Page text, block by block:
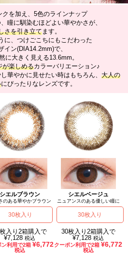
クを加え、5色のラインナップ
瞳に馴染むほどよい華やかさが、
さを引き立てます。
に、つけごこちにもこだわった
イン(DIA14.2mm)で、
に大きく見える13.6mm。
が楽しめるカラーバリエーション♪
華やかに見せたい時はもちろん、 大人の
にぴったりなレンズです。
シエルブラウン
のある華やかブラウン
30枚入り
入り2箱購入で
¥7,128税込
ン利用で2箱¥6,772
税込
シエルベージュ
ニュアンスのある優しい瞳に
30枚入り
30枚入り2箱購入で
¥7,128税込
クーポン利用で2箱¥6,772
税込